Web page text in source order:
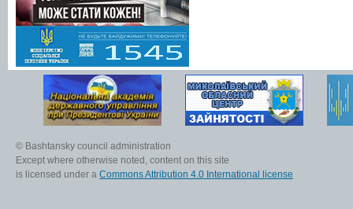
© Bashtansky council administration
Except where otherwise noted, content on this site
is licensed under a Commons Attribution 4.0 International license